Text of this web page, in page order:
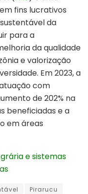
fins lucrativos
da
para a
da qualidade
e valorização
Em 2023, a
com
de 202% na
beneficiadas e a
em áreas
e sistemas
Pirarucu